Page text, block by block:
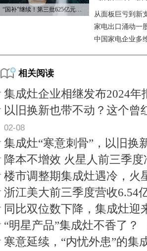
“国补”继续！第三批625亿元资金已下达
从面板巨亏到新
家电出口涌动一
中国家电企业多
相关阅读
集成灶企业相继发布2024年
以旧换新也带不动？这个
02-08
集成灶“寒意刺骨”，以旧换
降本不增效 火星人前三季度
楼市调整期集成灶遇冷，火
浙江美大前三季度营收6.54
同比双位数下降，集成灶迎
“明星产品”集成灶不香了？
寒意延续，“内忧外患”的集